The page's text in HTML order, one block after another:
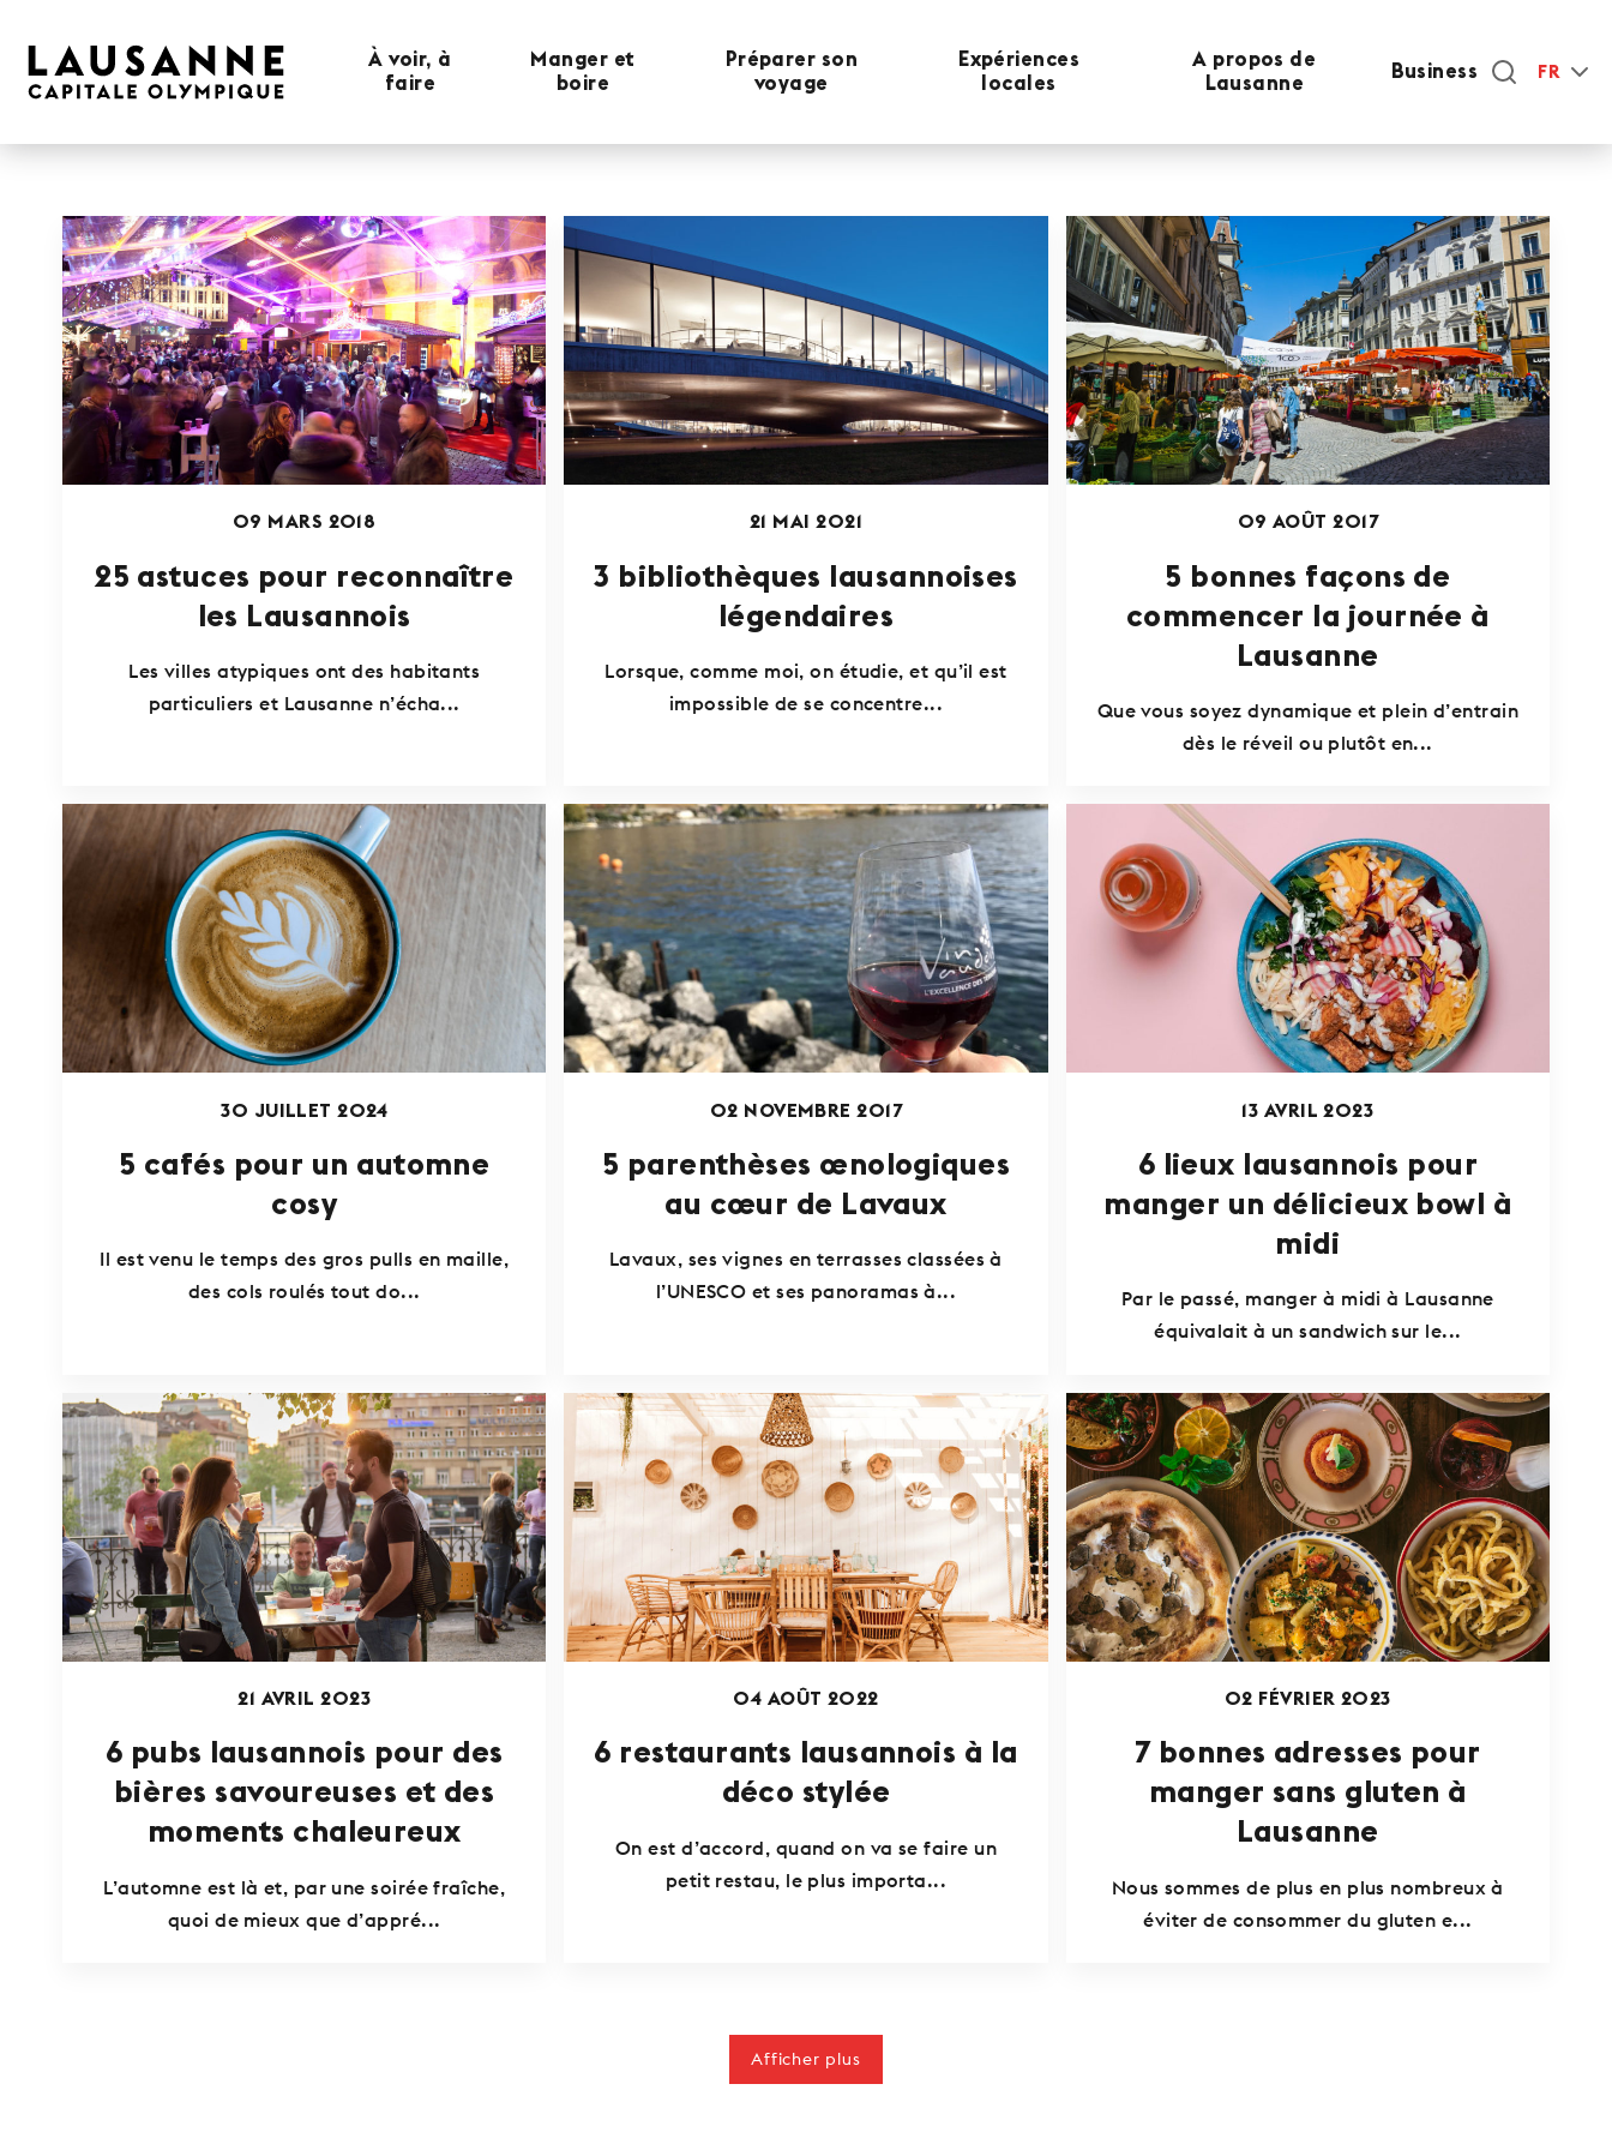
À voir, à
faire
Manger et
boire
Préparer son
voyage
Expériences
locales
A propos de
Lausanne
Business FR
09 MARS 2018
25 astuces pour reconnaître
les Lausannois
Les villes atypiques ont des habitants
particuliers et Lausanne n’écha...
21 MAI 2021
3 bibliothèques lausannoises
légendaires
Lorsque, comme moi, on étudie, et qu’il est
impossible de se concentre...
09 AOÛT 2017
5 bonnes façons de
commencer la journée à
Lausanne
Que vous soyez dynamique et plein d’entrain
dès le réveil ou plutôt en...
30 JUILLET 2024
5 cafés pour un automne
cosy
Il est venu le temps des gros pulls en maille,
des cols roulés tout do...
02 NOVEMBRE 2017
5 parenthèses œnologiques
au cœur de Lavaux
Lavaux, ses vignes en terrasses classées à
l’UNESCO et ses panoramas à...
13 AVRIL 2023
6 lieux lausannois pour
manger un délicieux bowl à
midi
Par le passé, manger à midi à Lausanne
équivalait à un sandwich sur le...
21 AVRIL 2023
6 pubs lausannois pour des
bières savoureuses et des
moments chaleureux
L’automne est là et, par une soirée fraîche,
quoi de mieux que d’appré...
04 AOÛT 2022
6 restaurants lausannois à la
déco stylée
On est d’accord, quand on va se faire un
petit restau, le plus importa...
02 FÉVRIER 2023
7 bonnes adresses pour
manger sans gluten à
Lausanne
Nous sommes de plus en plus nombreux à
éviter de consommer du gluten e...
Afficher plus